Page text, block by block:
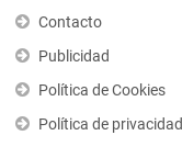
Contacto
Publicidad
Política de Cookies
Política de privacidad